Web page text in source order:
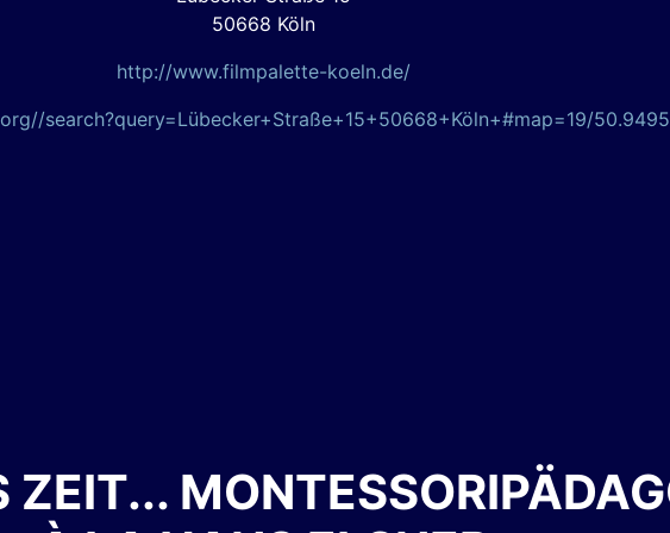
50668 Köln
http://www.filmpalette-koeln.de/
search?query=Lübecker+Straße+15+50668+Köln+#map=19/
ZEIT...